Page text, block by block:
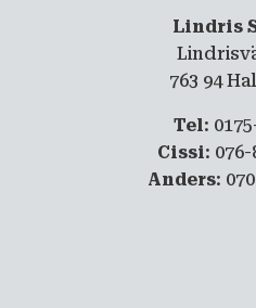
Lindris
763 94
Tel:
Cissi: 076-
Anders: